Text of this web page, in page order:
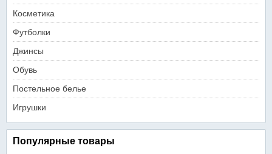
Косметика
Футболки
Джинсы
Обувь
Постельное белье
Игрушки
Популярные товары